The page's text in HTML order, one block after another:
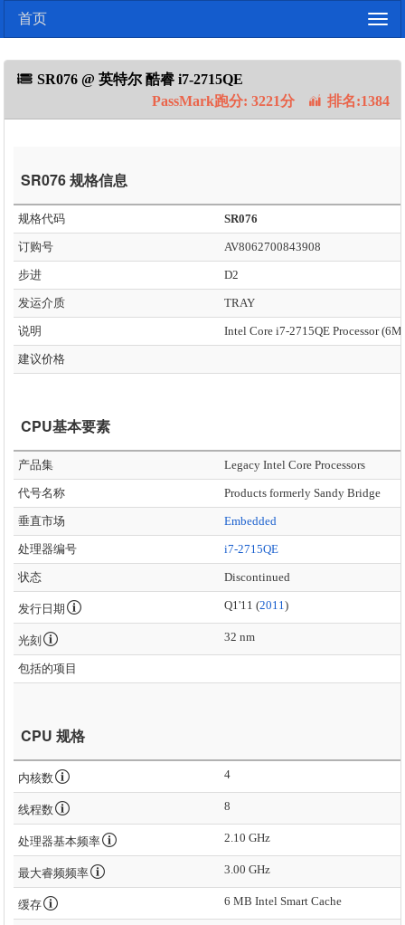
首页
SR076 @ 英特尔 酷睿 i7-2715QE
PassMark跑分: 3221分
排名:1384
SR076 规格信息
规格代码 SR076
订购号 AV8062700843908
步进 D2
发运介质 TRAY
说明
建议价格
CPU基本要素
产品集 Legacy Intel Core Processors
代号名称 Products formerly Sandy Bridge
垂直市场 Embedded
处理器编号 i7-2715QE
状态 Discontinued
发行日期 Q1'11 (2011)
光刻 32 nm
包括的项目
CPU 规格
内核数 4
线程数 8
处理器基本频率 2.10 GHz
最大睿频频率 3.00 GHz
缓存 6 MB Intel Smart Cache